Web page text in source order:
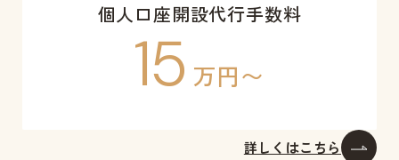
個人口座開設代行手数料
15 万円〜
詳しくはこちら